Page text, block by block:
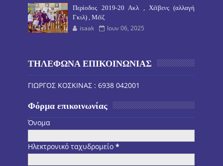
Περίοδος 2019-20 Ακλ , Χέϊβενς (αλλαγή
Γκιλ) , Μέϊζ
isaak Ιουν 06, 2025
ΤΗΛΕΦΩΝΑ ΕΠΙΚΟΙΝΩΝΙΑΣ
ΓΙΩΡΓΟΣ ΚΟΣΚΙΝΑΣ : 6938 042001
Φόρμα επικοινωνίας
Όνομα
Ηλεκτρονικό ταχυδρομείο*